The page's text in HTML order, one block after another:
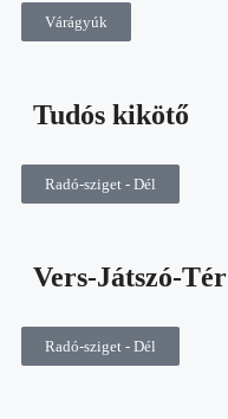
Várágyúk
Tudós kikötő
Radó-sziget - Dél
Vers-Játszó-Tér
Radó-sziget - Dél